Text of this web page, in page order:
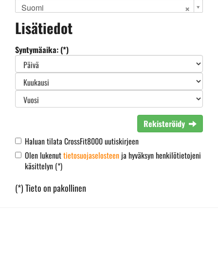
Suomi
Lisätiedot
Syntymäaika: (*)
Rekisteröidy
Haluan tilata CrossFit8000 uutiskirjeen
Olen lukenuttietosuojaselosteen ja hyväksyn henkilötietojeni
käsittelyn (*)
(*) Tieto on pakollinen